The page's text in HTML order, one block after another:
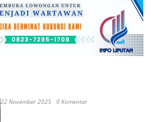
22 November 2025 0 Komentar